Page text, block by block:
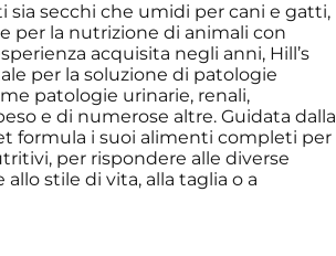
secchi che umidi per cani e gatti,
per la nutrizione di animali con
acquisita negli anni, Hill’s
per la soluzione di patologie
patologie urinarie, renali,
e di numerose altre. Guidata dalla
formula i suoi alimenti completi per
per rispondere alle diverse
stile di vita, alla taglia o a